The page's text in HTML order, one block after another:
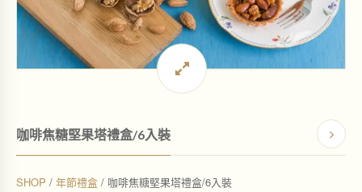
咖啡焦糖堅果塔禮盒/6入裝
SHOP / 年節禮盒 / 咖啡焦糖堅果塔禮盒/6入裝